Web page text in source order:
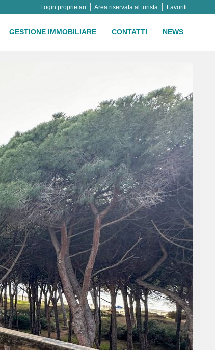
Favoriti
Area riservata al turista
Login proprietari
GESTIONE IMMOBILIARE CONTATTI NEWS